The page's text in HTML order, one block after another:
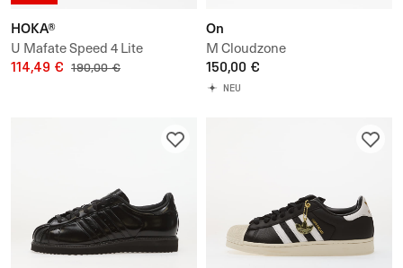
HOKA®
U Mafate Speed 4 Lite
114,49 € 190,00 €
On
M Cloudzone
150,00 €
NEU